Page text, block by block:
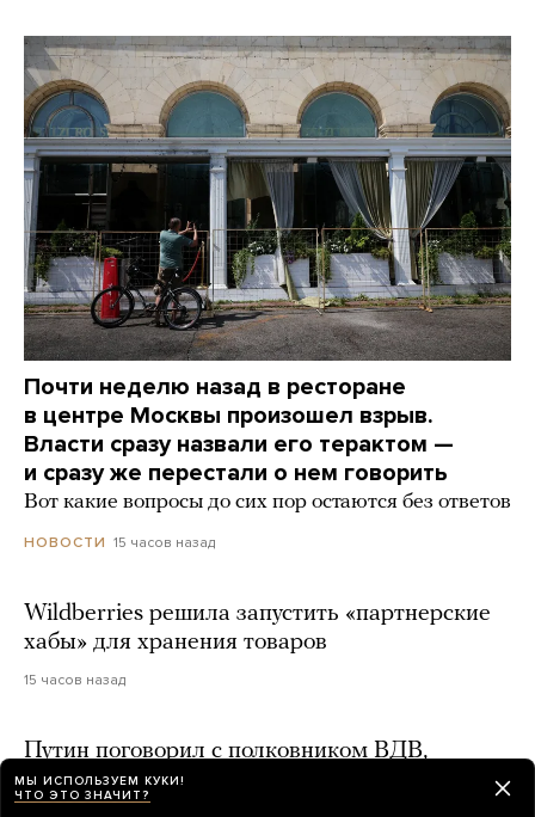
Почти неделю назад в ресторане
в центре Москвы произошел взрыв.
Власти сразу назвали его терактом —
и сразу же перестали о нем говорить
Вот какие вопросы до сих пор остаются без ответов
НОВОСТИ 15 часов назад
Wildberries решила запустить «партнерские
хабы» для хранения товаров
15 часов назад
Путин поговорил с полковником ВДВ,
которого в прошлом году «похоронили» z-
блогеры
МЫ ИСПОЛЬЗУЕМ КУКИ!
ЧТО ЭТО ЗНАЧИТ?